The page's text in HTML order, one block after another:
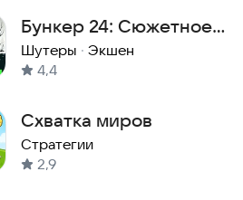
Бункер 24: Сюжетное
Выживание
Шутеры · Экшен
4,4
Схватка миров
Стратегии
2,9